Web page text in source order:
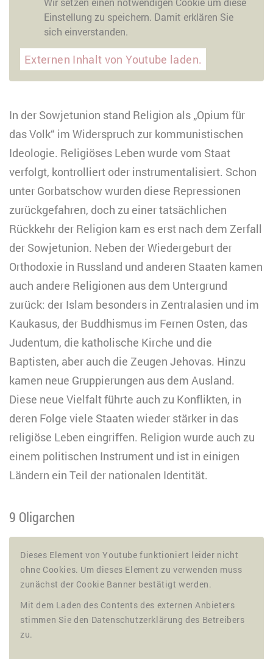
Einstellung zu speichern. Damit erklären Sie
sich einverstanden.
Externen Inhalt von Youtube laden.
In der Sowjetunion stand Religion als „Opium für
das Volk“ im Widerspruch zur kommunistischen
Ideologie. Religiöses Leben wurde vom Staat
verfolgt, kontrolliert oder instrumentalisiert. Schon
unter Gorbatschow wurden diese Repressionen
zurückgefahren, doch zu einer tatsächlichen
Rückkehr der Religion kam es erst nach dem Zerfall
der Sowjetunion. Neben der Wiedergeburt der
Orthodoxie in Russland und anderen Staaten kamen
auch andere Religionen aus dem Untergrund
zurück: der Islam besonders in Zentralasien und im
Kaukasus, der Buddhismus im Fernen Osten, das
Judentum, die katholische Kirche und die
Baptisten, aber auch die Zeugen Jehovas. Hinzu
kamen neue Gruppierungen aus dem Ausland.
Diese neue Vielfalt führte auch zu Konflikten, in
deren Folge viele Staaten wieder stärker in das
religiöse Leben eingriffen. Religion wurde auch zu
einem politischen Instrument und ist in einigen
Ländern ein Teil der nationalen Identität.
9 Oligarchen
Dieses Element von Youtube funktioniert leider nicht
ohne Cookies. Um dieses Element zu verwenden muss
zunächst der Cookie Banner bestätigt werden.
Mit dem Laden des Contents des externen Anbieters
stimmen Sie den Datenschutzerklärung des Betreibers
zu.